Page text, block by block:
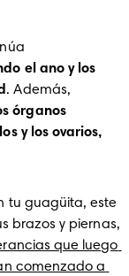
el ano y los
órganos
y los ovarios,
tu guagüita, este
brazos y piernas,
que luego
comenzado a